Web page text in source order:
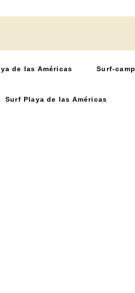
de las Américas Surf-camp
Surf Playa de las Américas